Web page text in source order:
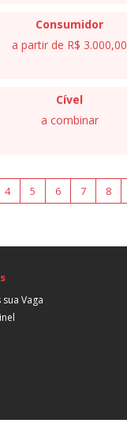
Consumidor
a partir de R$ 3.000,00
Cível
a combinar
4 5 6 7 8
Vaga